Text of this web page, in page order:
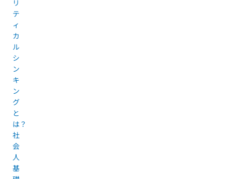
リ
テ
ィ
カ
ル
シ
ン
キ
ン
グ
と
は？
社
会
人
基